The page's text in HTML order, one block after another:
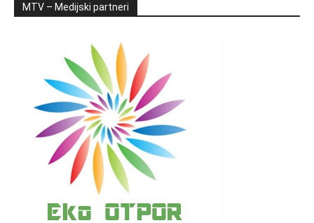
MTV – Medijski partneri